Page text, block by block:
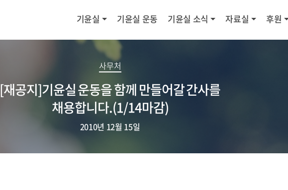
기윤실 기윤실 운동 기윤실 소식 자료실 후원
사무처
[재공지]기윤실 운동을 함께 만들어갈 간사를
채용합니다.(1/14마감)
2010년 12월 15일